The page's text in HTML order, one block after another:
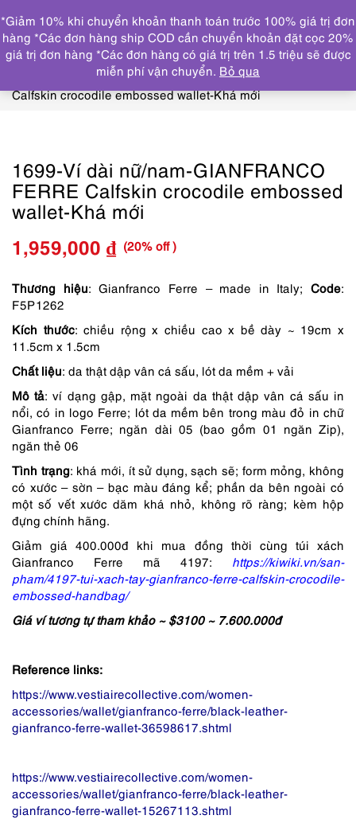
DANH MỤC
Trang chủ THƯƠNG HIỆU NỔI BẬT
OTHERS
1699-Ví dài nữ/nam-GIANFRANCO FERRE
Calfskin crocodile embossed wallet-Khá mới
1699-Ví dài nữ/nam-GIANFRANCO
FERRE Calfskin crocodile embossed
wallet-Khá mới
Giá
gốc
2,449,000 ₫.
1,959,000 ₫
Giá
hiện
là:
1,959,000 ₫.
(20% off )
Thương hiệu: Gianfranco Ferre – made in Italy; Code:
F5P1262
Kích thước: chiều rộng x chiều cao x bề dày ~ 19cm x
11.5cm x 1.5cm
Chất liệu: da thật dập vân cá sấu, lót da mềm + vải
Mô tả: ví dạng gập, mặt ngoài da thật dập vân cá sấu in
nổi, có in logo Ferre; lót da mềm bên trong màu đỏ in chữ
Gianfranco Ferre; ngăn dài 05 (bao gồm 01 ngăn Zip),
ngăn thẻ 06
Tình trạng: khá mới, ít sử dụng, sạch sẽ; form mỏng, không
có xước – sờn – bạc màu đáng kể; phần da bên ngoài có
một số vết xước dăm khá nhỏ, không rõ ràng; kèm hộp
đựng chính hãng.
Giảm giá 400.000đ khi mua đồng thời cùng túi xách
Gianfranco Ferre mã 4197: https://kiwiki.vn/san-
pham/4197-tui-xach-tay-gianfranco-ferre-calfskin-crocodile-
embossed-handbag/
Giá ví tương tự tham khảo ~ $3100 ~ 7.600.000đ
Reference links:
https://www.vestiairecollective.com/women-
accessories/wallet/gianfranco-ferre/black-leather-
gianfranco-ferre-wallet-36598617.shtml
https://www.vestiairecollective.com/women-
accessories/wallet/gianfranco-ferre/black-leather-
gianfranco-ferre-wallet-15267113.shtml
*Giảm 10% khi chuyển khoản thanh toán trước 100% giá trị đơn
hàng *Các đơn hàng ship COD cần chuyển khoản đặt cọc 20%
giá trị đơn hàng *Các đơn hàng có giá trị trên 1.5 triệu sẽ được
miễn phí vận chuyển. Bỏ qua